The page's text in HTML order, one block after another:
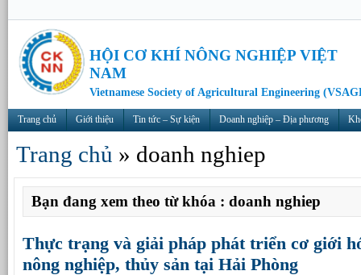
HỘI CƠ KHÍ NÔNG NGHIỆP VIỆT
NAM
Vietnamese Society of Agricultural Engineering
Trang chủ Giới thiệu Tin tức – Sự kiện Doanh nghiệp – Địa phương
Trang chủ » doanh nghiep
Bạn đang xem theo từ khóa : doanh nghiep
Thực trạng và giải pháp phát triển cơ giới
nông nghiệp, thủy sản tại Hải Phòng